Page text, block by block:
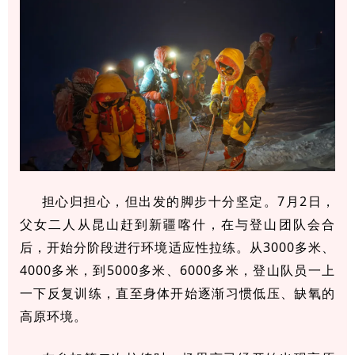
担心归担心，但出发的脚步十分坚定。7月2日，
父女二人从昆山赶到新疆喀什，在与登山团队会合
后，开始分阶段进行环境适应性拉练。从3000多米、
4000多米，到5000多米、6000多米，登山队员一上
一下反复训练，直至身体开始逐渐习惯低压、缺氧的
高原环境。